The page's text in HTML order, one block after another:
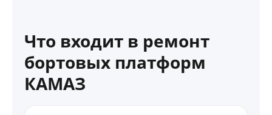
Что входит в ремонт
бортовых платформ
КАМАЗ